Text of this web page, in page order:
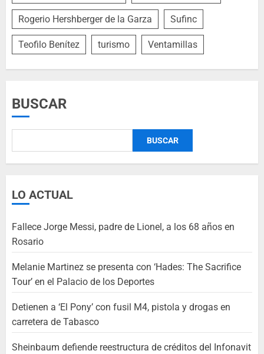
Rogerio Hershberger de la Garza Sufinc
Teofilo Benítez turismo Ventamillas
BUSCAR
BUSCAR
LO ACTUAL
Fallece Jorge Messi, padre de Lionel, a los 68 años en
Rosario
Melanie Martinez se presenta con ‘Hades: The Sacrifice
Tour’ en el Palacio de los Deportes
Detienen a ‘El Pony’ con fusil M4, pistola y drogas en
carretera de Tabasco
Sheinbaum defiende reestructura de créditos del Infonavit